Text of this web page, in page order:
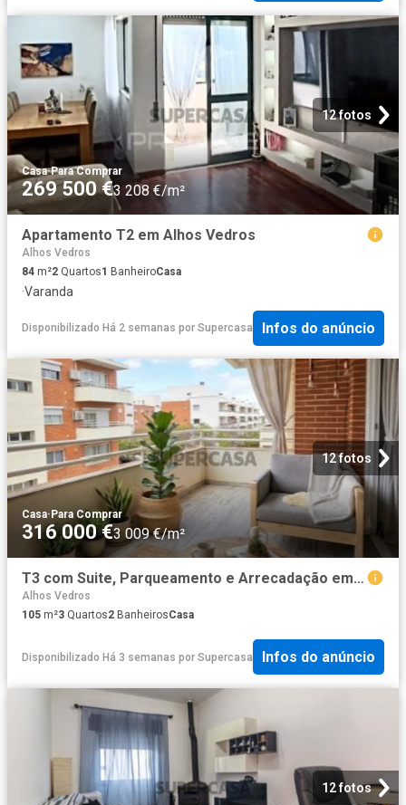
12 fotos
Casa·Para Comprar
269 500 €3 208 €/m²
Apartamento T2 em Alhos Vedros
Alhos Vedros
84 m²2 Quartos1 BanheiroCasa
·Varanda
Disponibilizado Há 2 semanas por Supercasa Infos do anúncio
12 fotos
Casa· Para Comprar
316 000 €3 009 €/m²
T3 com Suite, Parqueamento e Arrecadação em Alhos Vedros 133 m² de Conforto e Qualidade de Vida
Alhos Vedros
105 m²3 Quartos2 BanheirosCasa
Disponibilizado Há 3 semanas por Supercasa Infos do anúncio
12 fotos